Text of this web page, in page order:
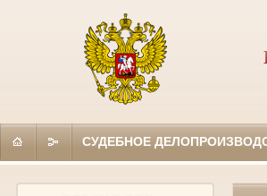
СУДЕБНОЕ